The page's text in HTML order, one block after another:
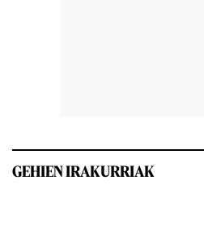
GEHIEN IRAKURRIAK